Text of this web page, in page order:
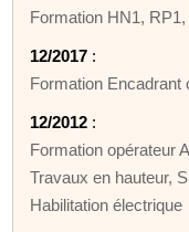
Formation HN1,
12/2017 :
Formation Encadrant
12/2012 :
Formation opérateur
Travaux en hauteur,
Habilitation électrique